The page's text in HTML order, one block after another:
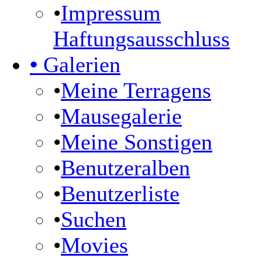
•Impressum
Haftungsausschluss
• Galerien
•Meine Terragens
•Mausegalerie
•Meine Sonstigen
•Benutzeralben
•Benutzerliste
•Suchen
•Movies